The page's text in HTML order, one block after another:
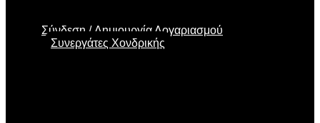
Σύνδεση
Δημιουργία Λογαριασμού
Συνεργάτες Χονδρικής